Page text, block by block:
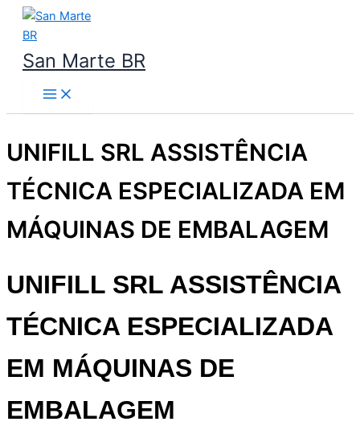
para
conteúdo
San Marte BR
UNIFILL SRL ASSISTÊNCIA
TÉCNICA ESPECIALIZADA EM
MÁQUINAS DE EMBALAGEM
UNIFILL SRL ASSISTÊNCIA
TÉCNICA ESPECIALIZADA
EM MÁQUINAS DE
EMBALAGEM